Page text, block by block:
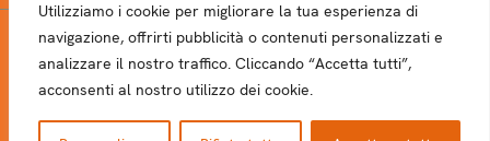
Utilizziamo i cookie per migliorare la tua esperienza di
navigazione, offrirti pubblicità o contenuti personalizzati e
analizzare il nostro traffico. Cliccando “Accetta tutti”,
acconsenti al nostro utilizzo dei cookie.
NEWSLETTER